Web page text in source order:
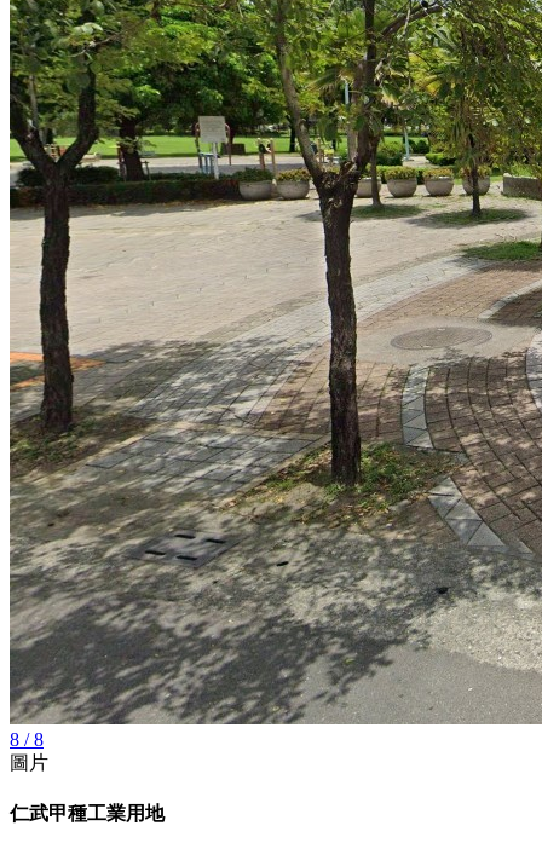
8 / 8
圖片
仁武甲種工業用地